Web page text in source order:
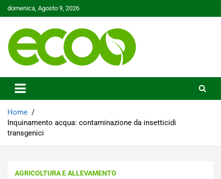
Skip
to
domenica, Agosto 9, 2026
Ecoo.it
Home
Inquinamento acqua: contaminazione da insetticidi
transgenici
AGRICOLTURA E ALLEVAMENTO